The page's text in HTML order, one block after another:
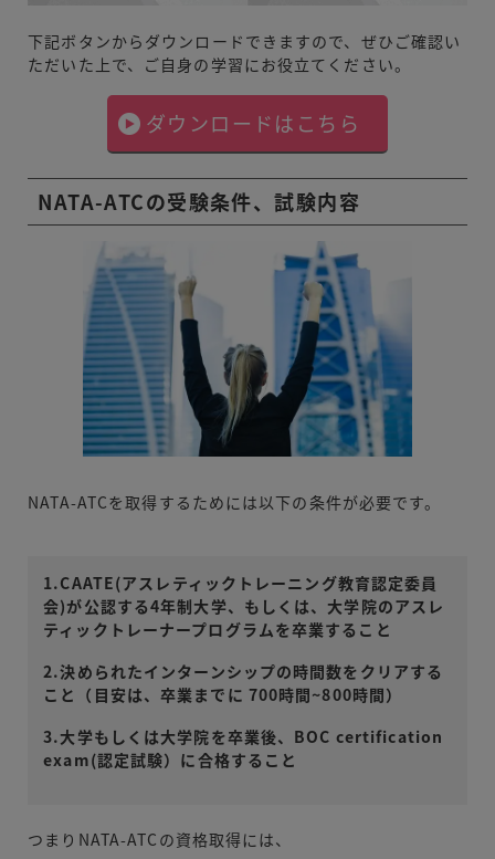
下記ボタンからダウンロードできますので、ぜひご確認い
ただいた上で、ご自身の学習にお役立てください。
ダウンロードはこちら
NATA-ATCの受験条件、試験内容
NATA-ATCを取得するためには以下の条件が必要です。
1.CAATE(アスレティックトレーニング教育認定委員
会)が公認する4年制大学、もしくは、大学院のアスレ
ティックトレーナープログラムを卒業すること
2.決められたインターンシップの時間数をクリアする
こと（目安は、卒業までに 700時間~800時間）
3.大学もしくは大学院を卒業後、BOC certification
exam(認定試験）に合格すること
つまりNATA-ATCの資格取得には、